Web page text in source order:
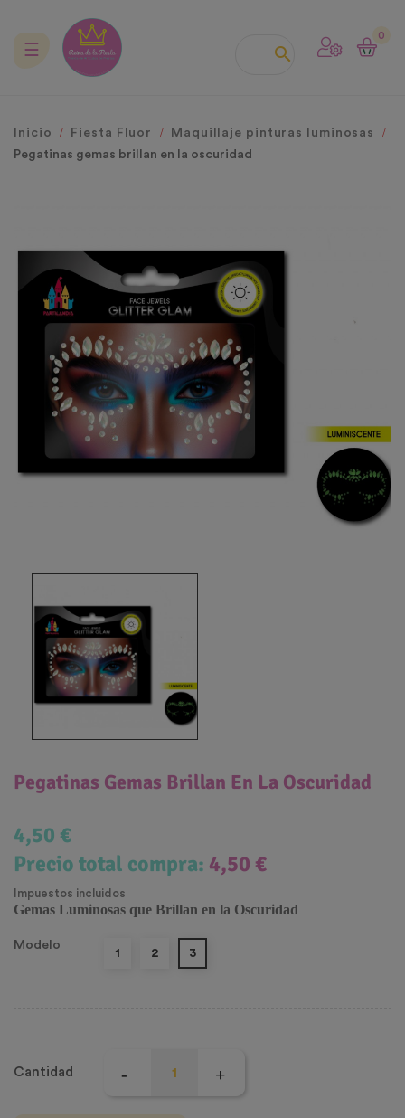

0
Navegación
☰
Inicio Fiesta Fluor
Maquillaje pinturas luminosas
Pegatinas gemas brillan en la oscuridad
Pegatinas Gemas Brillan En La Oscuridad
4,50 €
Precio total compra: 4,50 €
Impuestos incluidos
Gemas Luminosas que Brillan en la Oscuridad
Modelo
1 2 3
Cantidad